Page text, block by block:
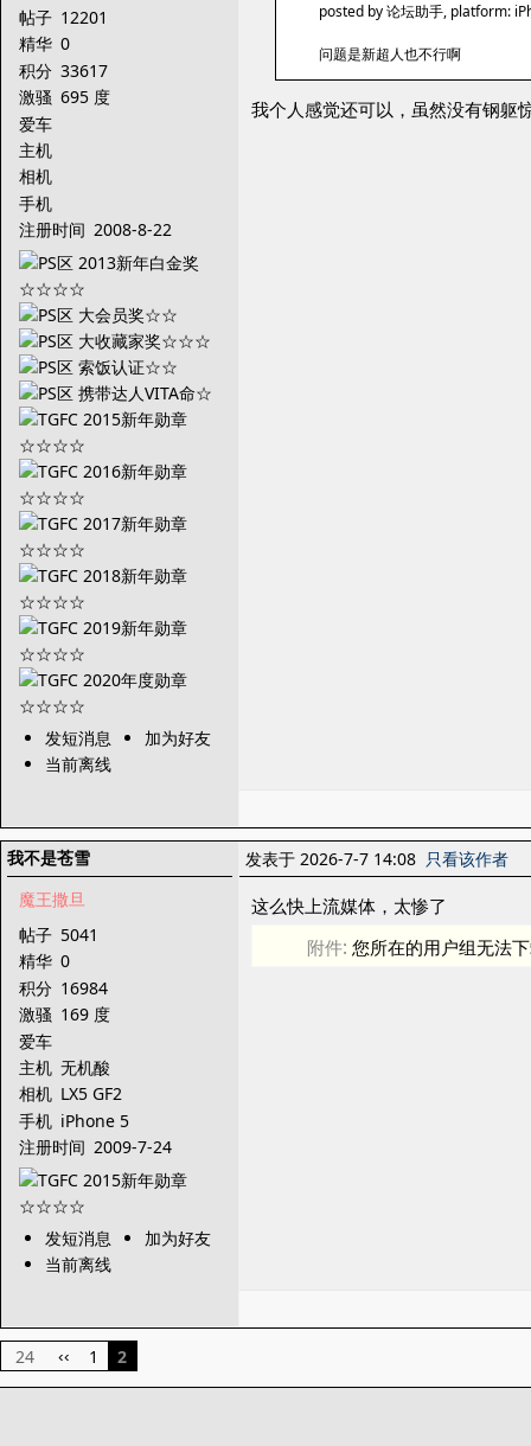
帖子 12201
精华 0
积分 33617
激骚 695 度
爱车
主机
相机
手机
注册时间 2008-8-22
发短消息
加为好友
当前离线
posted by 论坛助手, platform:
问题是新超人也不行啊
我个人感觉还可以，虽然没有钢躯
我不是苍雪
魔王撒旦
帖子 5041
精华 0
积分 16984
激骚 169 度
爱车
主机 无机酸
相机 LX5 GF2
手机 iPhone 5
注册时间 2009-7-24
发短消息
加为好友
当前离线
发表于 2026-7-7 14:08 只看该作者
这么快上流媒体，太惨了
附件:您所在的用户组无法
24 ‹‹ 1 2